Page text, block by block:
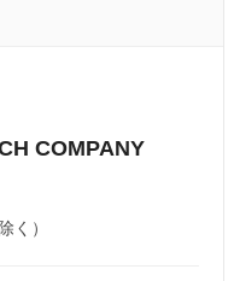
COMPANY
く）